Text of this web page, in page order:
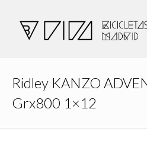
Ridley KANZO
Grx800 1×12